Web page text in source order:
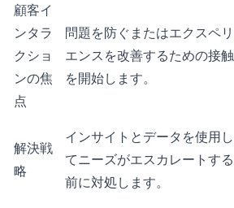
顧客イ
ンタラ
クショ
ンの焦
点
問題を防ぐまたはエクスペリ
エンスを改善するための接触
を開始します。
解決戦
略
インサイトとデータを使用し
てニーズがエスカレートする
前に対処します。